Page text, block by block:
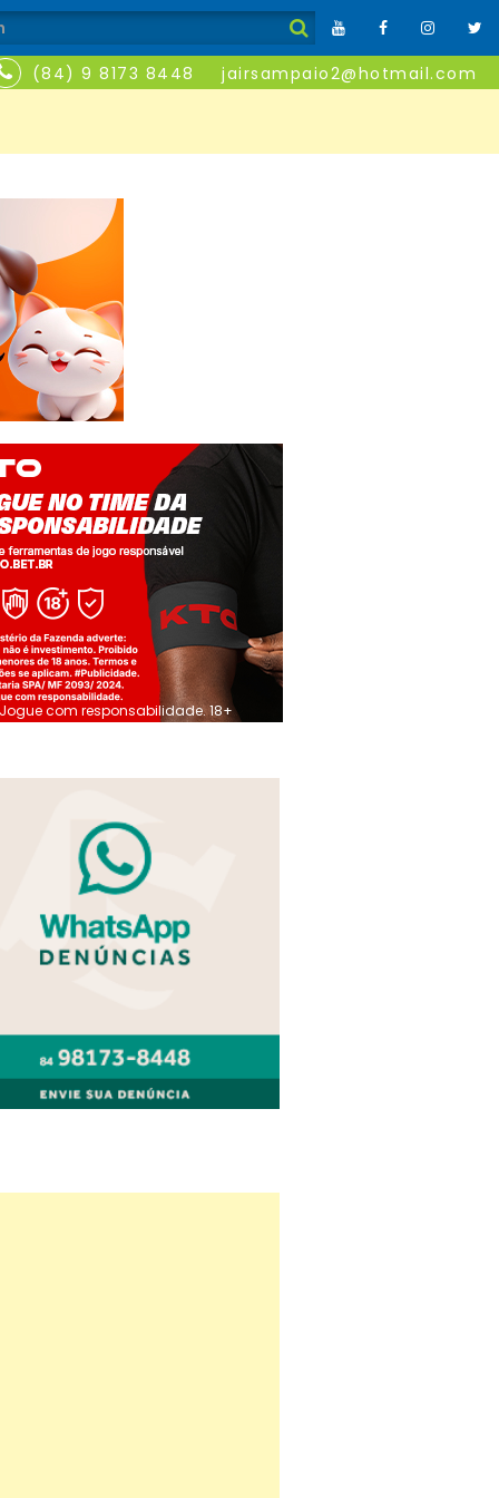
(84) 9 8173 8448 jairsampaio2@hotmail.com
Jogue com responsabilidade. 18+